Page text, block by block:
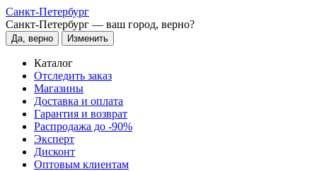
Санкт-Петербург
Санкт-Петербург — ваш город, верно?
Да, верно Изменить
Каталог
Отследить заказ
Магазины
Доставка и оплата
Гарантия и возврат
Распродажа до -90%
Эксперт
Дисконт
Оптовым клиентам